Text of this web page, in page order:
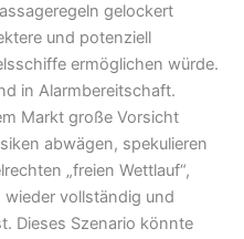
gelockert
und potenziell
ermöglichen würde.
in Alarmbereitschaft.
Markt große Vorsicht
abwägen, spekulieren
„freien Wettlauf“,
vollständig und
Dieses Szenario könnte